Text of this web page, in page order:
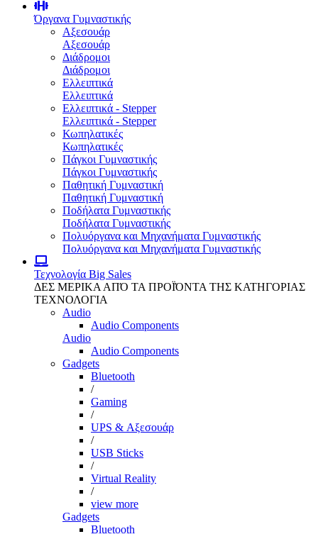
Όργανα Γυμναστικής
Αξεσουάρ
Αξεσουάρ
Διάδρομοι
Διάδρομοι
Ελλειπτικά
Ελλειπτικά
Ελλειπτικά - Stepper
Ελλειπτικά - Stepper
Κωπηλατικές
Κωπηλατικές
Πάγκοι Γυμναστικής
Πάγκοι Γυμναστικής
Παθητική Γυμναστική
Παθητική Γυμναστική
Ποδήλατα Γυμναστικής
Ποδήλατα Γυμναστικής
Πολυόργανα και Μηχανήματα Γυμναστικής
Πολυόργανα και Μηχανήματα Γυμναστικής
Τεχνολογία Big Sales
ΔΕΣ ΜΕΡΙΚΑ ΑΠΌ ΤΑ ΠΡΟΪΌΝΤΑ ΤΗΣ ΚΑΤΗΓΟΡΙΑΣ
ΤΕΧΝΟΛΟΓΙΑ
Audio
Audio Components
Audio
Audio Components
Gadgets
Bluetooth
/
Gaming
/
UPS & Αξεσουάρ
/
USB Sticks
/
Virtual Reality
/
view more
Gadgets
Bluetooth